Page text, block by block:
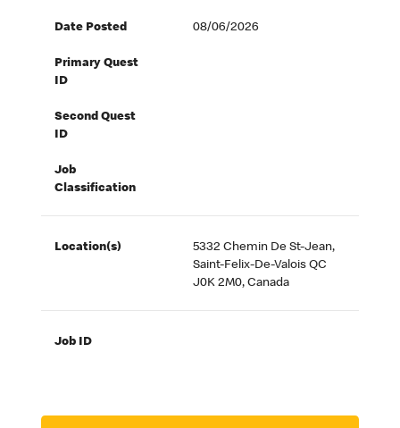
Date Posted 08/06/2026
Primary Quest
ID
Second Quest
ID
Job
Classification
Location(s)
5332 Chemin De St-Jean,
Saint-Felix-De-Valois QC
J0K 2M0, Canada
Job ID